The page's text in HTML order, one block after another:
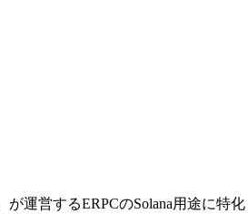
営するERPCのSolana用途に特